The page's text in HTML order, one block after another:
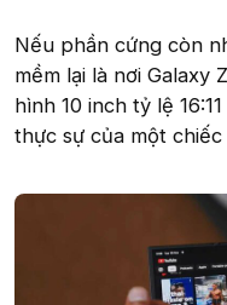
Nếu phần cứng còn
mềm lại là nơi Galaxy
hình 10 inch tỷ lệ
thực sự của một